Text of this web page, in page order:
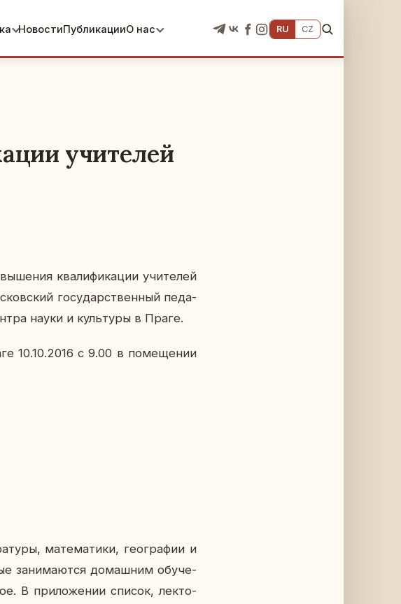
НовостиПубликацииО нас RU CZ
учителей
ква­ли­фи­ка­ции учи­те­лей
го­су­дар­ствен­ный пе­да­
науки и куль­ту­ры в Праге.
10.10.2016 с 9.00 в по­ме­ще­нии
ма­те­ма­ти­ки, гео­гра­фии и
за­ни­ма­ют­ся до­маш­ним обу­че­
В при­ло­же­нии список, лек­то­